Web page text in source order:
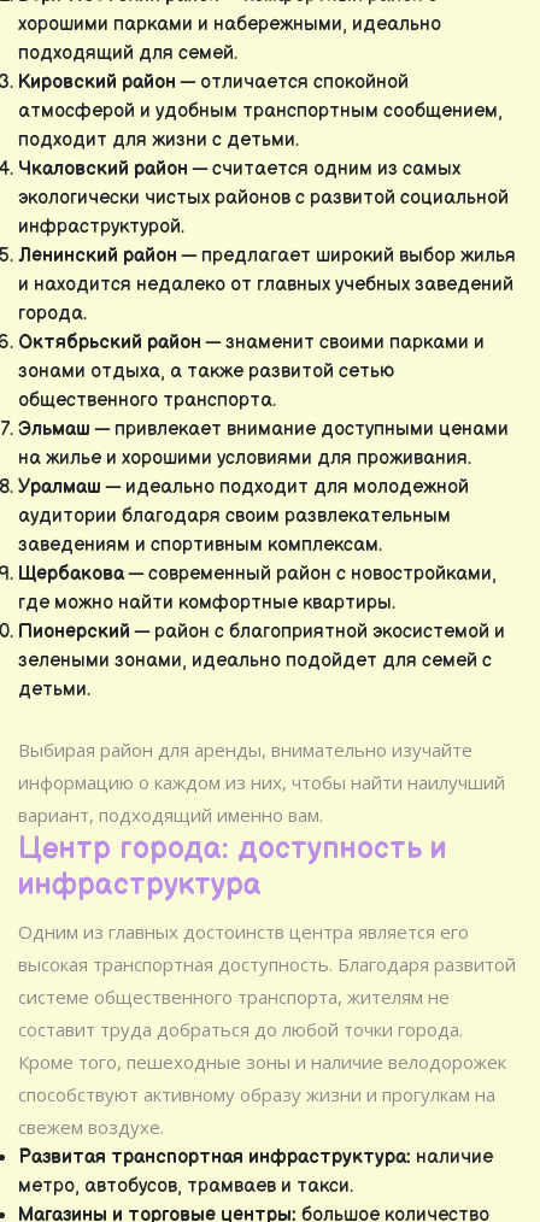
хорошими парками и набережными, идеально
подходящий для семей.
Кировский район — отличается спокойной
атмосферой и удобным транспортным сообщением,
подходит для жизни с детьми.
Чкаловский район — считается одним из самых
экологически чистых районов с развитой социальной
инфраструктурой.
Ленинский район — предлагает широкий выбор жилья
и находится недалеко от главных учебных заведений
города.
Октябрьский район — знаменит своими парками и
зонами отдыха, а также развитой сетью
общественного транспорта.
Эльмаш — привлекает внимание доступными ценами
на жилье и хорошими условиями для проживания.
Уралмаш — идеально подходит для молодежной
аудитории благодаря своим развлекательным
заведениям и спортивным комплексам.
Щербакова— современный район с новостройками,
где можно найти комфортные квартиры.
Пионерский — район с благоприятной экосистемой и
зелеными зонами, идеально подойдет для семей с
детьми.
Выбирая район для аренды, внимательно изучайте
информацию о каждом из них, чтобы найти наилучший
вариант, подходящий именно вам.
Центр города: доступность и
инфраструктура
Одним из главных достоинств центра является его
высокая транспортная доступность. Благодаря развитой
системе общественного транспорта, жителям не
составит труда добраться до любой точки города.
Кроме того, пешеходные зоны и наличие велодорожек
способствуют активному образу жизни и прогулкам на
свежем воздухе.
Развитая транспортная инфраструктура: наличие
метро, автобусов, трамваев и такси.
Магазины и торговые центры: большое количество